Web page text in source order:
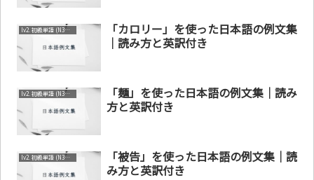
lv2. 初級単語 (N3～N4)
「カロリー」を使った日本語の例文集
｜読み方と英訳付き
lv2. 初級単語 (N3～N4)
「麺」を使った日本語の例文集｜読み
方と英訳付き
lv2. 初級単語 (N3～N4)
「被告」を使った日本語の例文集｜読
み方と英訳付き